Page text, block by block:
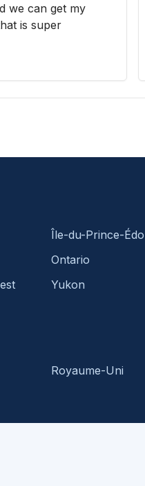
we can get my
is super
Île-du-Prince-
Ontario
Yukon
Royaume-Uni